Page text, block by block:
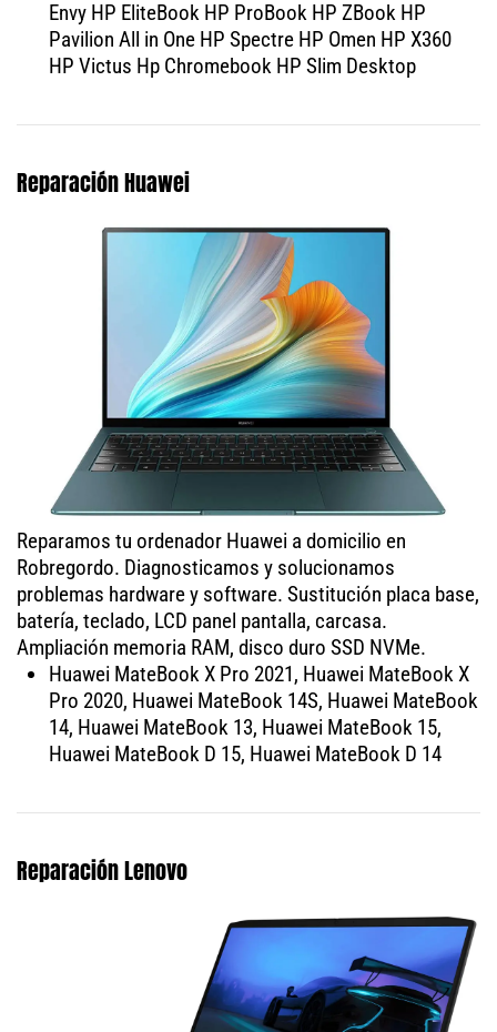
Envy HP EliteBook HP ProBook HP ZBook HP
Pavilion All in One HP Spectre HP Omen HP X360
HP Victus Hp Chromebook HP Slim Desktop
Reparación Huawei
Reparamos tu ordenador Huawei a domicilio en
Robregordo. Diagnosticamos y solucionamos
problemas hardware y software. Sustitución placa base,
batería, teclado, LCD panel pantalla, carcasa.
Ampliación memoria RAM, disco duro SSD NVMe.
Huawei MateBook X Pro 2021, Huawei MateBook X
Pro 2020, Huawei MateBook 14S, Huawei MateBook
14, Huawei MateBook 13, Huawei MateBook 15,
Huawei MateBook D 15, Huawei MateBook D 14
Reparación Lenovo